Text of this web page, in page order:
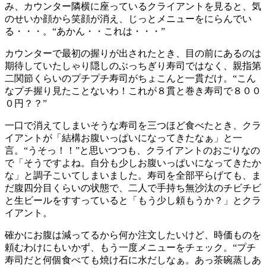
み、カウンター隣横に座っているクライアントを見ると、気
のせいか顔から笑顔が消え、じっとメニューをにらんでい
る・・・。“あかん・・これは・・・”
カウンターで最初の握りが出されたとき、目の前にあるのは
期待していたしゃり隠しのぶっちぎり寿司ではなく、親指第
二関節くらいのプチプチ寿司がちょこんと一貫だけ。“こん
なプチ握り見たことないわ！これが８貫と巻き寿司で８００
０円？？”
一口で消えてしまいそうな寿司を三つほど食べたとき、クラ
イアントが「結構お腹いっぱいになってきたなぁ」と一
言。“うそっ！！”と思いつつも、クライアントのおごりなの
で「そうですよね。自分も少しお腹いっぱいになってきたか
な」と調子こいてしまいました。寿司を全部平らげても、ま
だ腹四分目くらいの状態で、二人で手持ち無沙汰のチビチビ
と生ビールをすすっていると「もう少し頼もうか？」とクラ
イアント。
確かにお腹は減ってるから何か注文したいけど、時価ものを
頼むわけにもいかず、もう一度メニューをチェック。“プチ
寿司だと何個食べても焼け石に水だしなぁ。あっ茶碗蒸しあ